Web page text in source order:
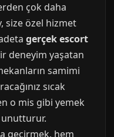
çok daha
size özel hizmet
gerçek escort
deneyim yaşatan
samimi
sıcak
o mis gibi yemek
geçirmek, hem